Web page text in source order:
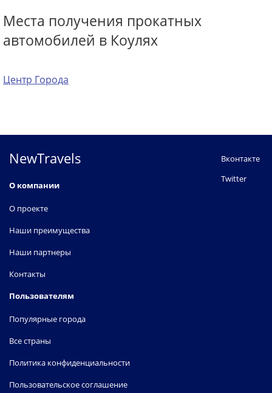
Места получения прокатных
автомобилей в Коулях
Центр Города
NewTravels
О компании
О проекте
Наши преимущества
Наши партнеры
Контакты
Пользователям
Популярные города
Все страны
Политика конфиденциальности
Пользовательское соглашение
Вконтакте
Twitter